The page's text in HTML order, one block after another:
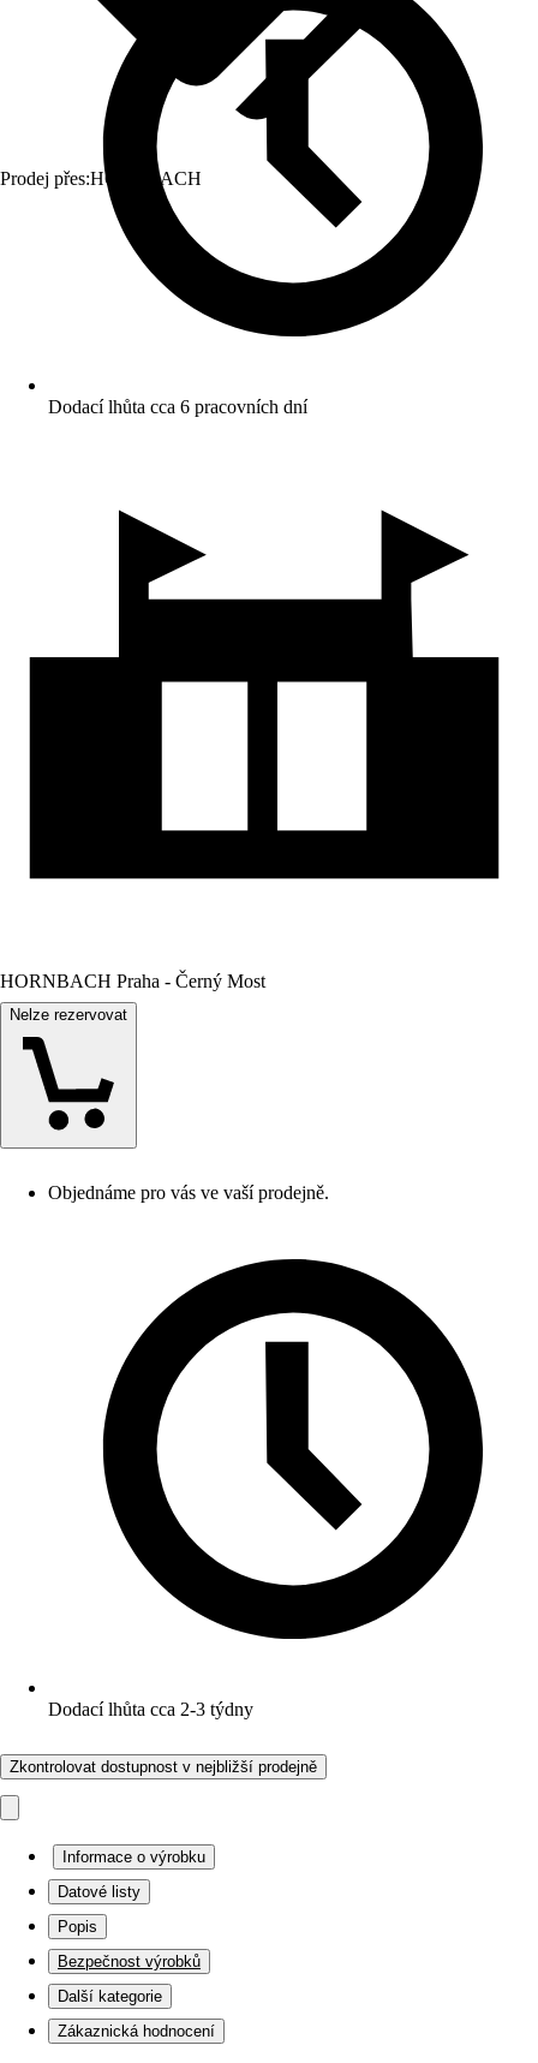
Prodej přes:HORNBACH
Dodací lhůta cca 6 pracovních dní
HORNBACH Praha - Černý Most
Nelze rezervovat
Objednáme pro vás ve vaší prodejně.
Dodací lhůta cca 2-3 týdny
Zkontrolovat dostupnost v nejbližší prodejně
Informace o výrobku
Datové listy
Popis
Bezpečnost výrobků
Další kategorie
Zákaznická hodnocení